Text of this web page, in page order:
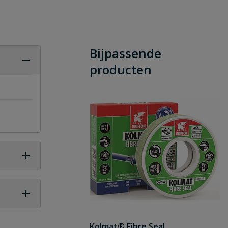
Bijpassende
producten